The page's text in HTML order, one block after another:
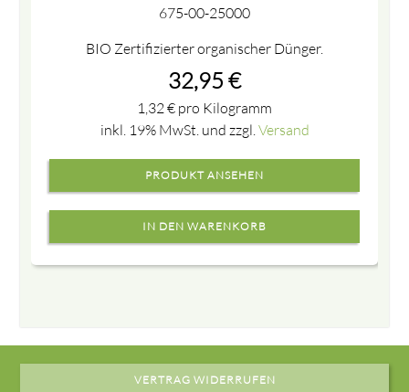
675-00-25000
BIO Zertifizierter organischer Dünger.
32,95 €
1,32 € pro Kilogramm
inkl. 19% MwSt. und zzgl. Versand
PRODUKT ANSEHEN
VERTRAG WIDERRUFEN